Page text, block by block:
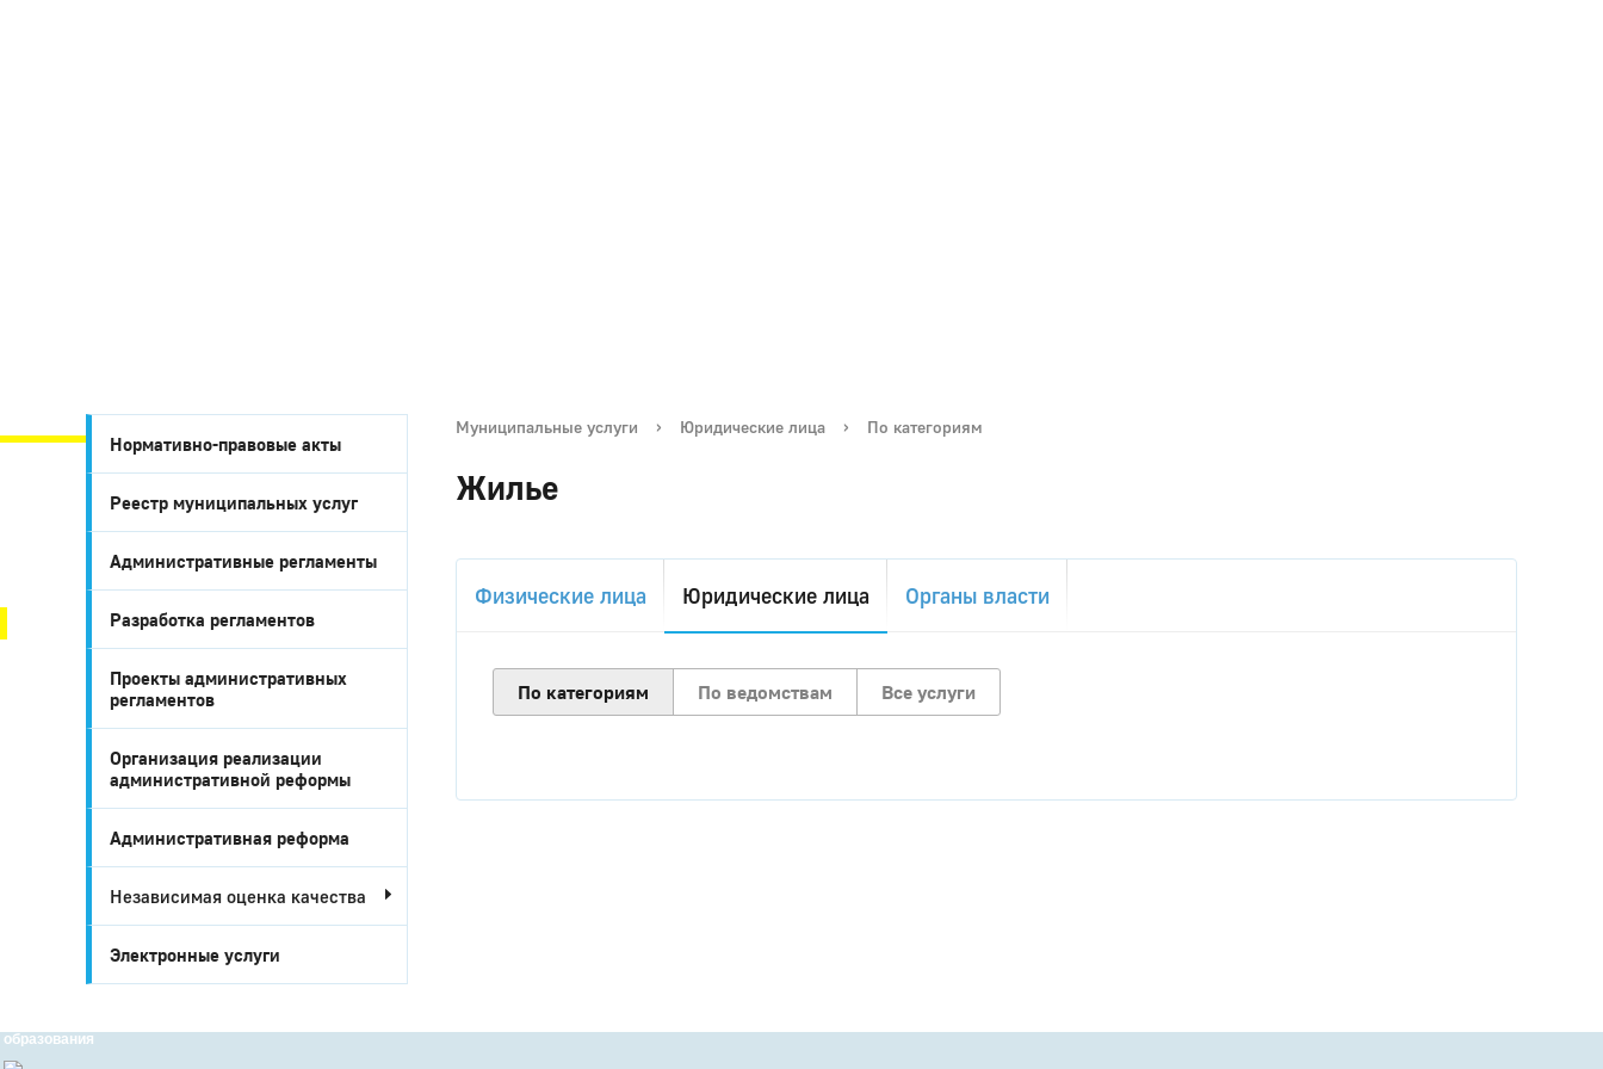
Глазов
Официальный
образования
Город Глазов
Нормативно-правовые акты
Реестр муниципальных услуг
Административные регламенты
Разработка регламентов
Проекты административных
регламентов
Организация реализации
административной реформы
Административная реформа
Независимая оценка качества
Электронные услуги
Муниципальные услуги › Юридические лица › По категориям
Жилье
Физические лица Юридические лица Органы власти
По категориям По ведомствам Все услуги